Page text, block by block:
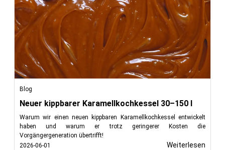
Blog
Neuer kippbarer Karamellkochkessel 30–150 l
Warum wir einen neuen kippbaren Karamellkochkessel entwickelt
haben und warum er trotz geringerer Kosten die
Vorgängergeneration übertrifft!
2026-06-01
Weiterlesen